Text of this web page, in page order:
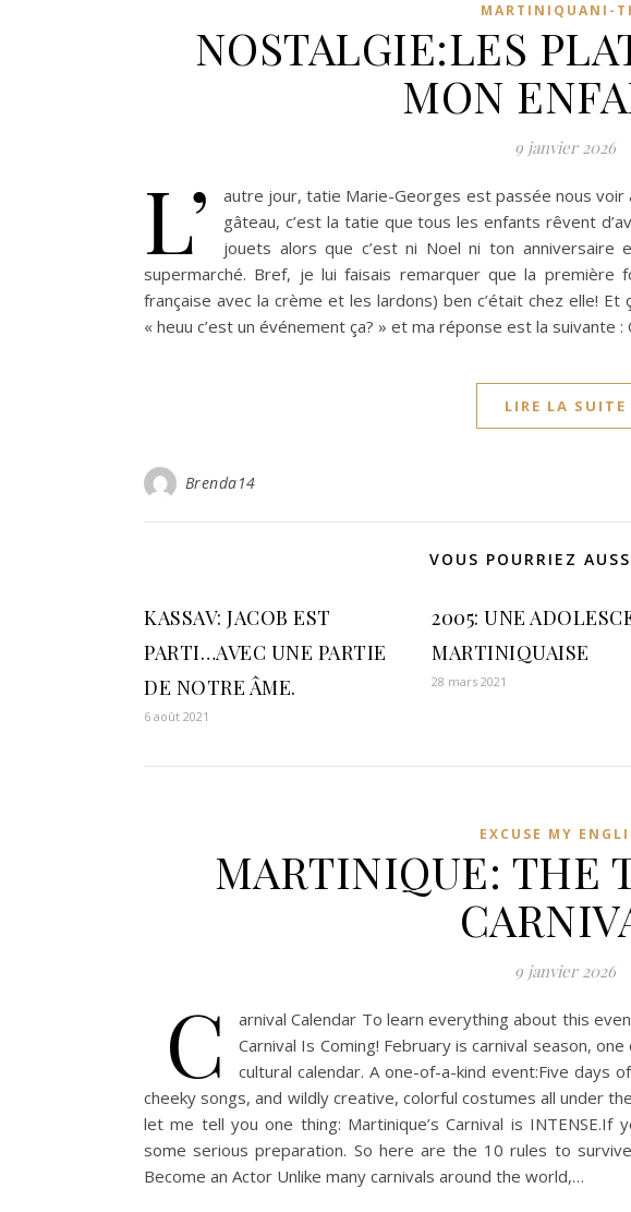
MARTINIQUANI-
NOSTALGIE:LES
MON
9 janvier 2026
L’
autre jour, tatie Marie-Georges est passée nous voir
gâteau, c’est la tatie que tous les enfants rêvent
jouets alors que c’est ni Noel ni ton
supermarché. Bref, je lui faisais remarquer que la première
française avec la crème et les lardons) ben c’était chez elle!
« heuu c’est un événement ça? » et ma réponse est la
LIRE LA SUITE
Brenda14
VOUS POURRIEZ
KASSAV: JACOB EST
PARTI…AVEC UNE PARTIE
DE NOTRE ÂME.
6 août 2021
2005: UNE
MARTINIQUAISE
28 mars 2021
EXCUSE MY
MARTINIQUE: THE
9 janvier 2026
C
arnival Calendar To learn everything about this
Carnival Is Coming! February is carnival season,
cultural calendar. A one-of-a-kind event:Five days
cheeky songs, and wildly creative, colorful costumes all under
let me tell you one thing: Martinique’s Carnival is
some serious preparation. So here are the 10 rules to
Become an Actor Unlike many carnivals around the world,…